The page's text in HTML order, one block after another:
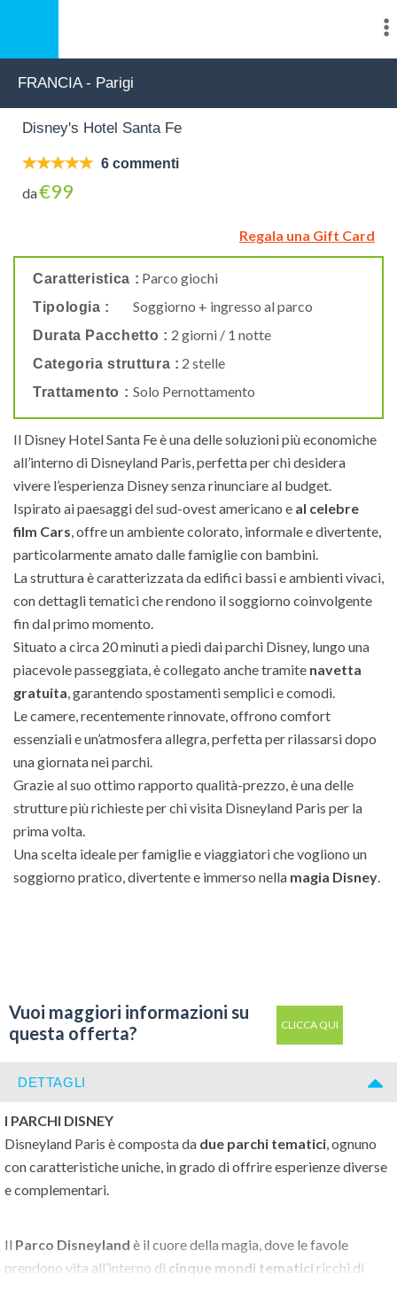
FRANCIA - Parigi
Disney's Hotel Santa Fe
6 commenti
da€99
Regala una Gift Card
Caratteristica : Parco giochi
Tipologia : Soggiorno + ingresso al parco
Durata Pacchetto : 2 giorni / 1 notte
Categoria struttura : 2 stelle
Trattamento : Solo Pernottamento
Il Disney Hotel Santa Fe è una delle soluzioni più economiche
all’interno di Disneyland Paris, perfetta per chi desidera
vivere l’esperienza Disney senza rinunciare al budget.
Ispirato ai paesaggi del sud-ovest americano e al celebre
film Cars, offre un ambiente colorato, informale e divertente,
particolarmente amato dalle famiglie con bambini.
La struttura è caratterizzata da edifici bassi e ambienti vivaci,
con dettagli tematici che rendono il soggiorno coinvolgente
fin dal primo momento.
Situato a circa 20 minuti a piedi dai parchi Disney, lungo una
piacevole passeggiata, è collegato anche tramite navetta
gratuita, garantendo spostamenti semplici e comodi.
Le camere, recentemente rinnovate, offrono comfort
essenziali e un’atmosfera allegra, perfetta per rilassarsi dopo
una giornata nei parchi.
Grazie al suo ottimo rapporto qualità-prezzo, è una delle
strutture più richieste per chi visita Disneyland Paris per la
prima volta.
Una scelta ideale per famiglie e viaggiatori che vogliono un
soggiorno pratico, divertente e immerso nella magia Disney.
Vuoi maggiori informazioni su
questa offerta?
CLICCA QUI
DETTAGLI
I PARCHI DISNEY
Disneyland Paris è composta da due parchi tematici, ognuno
con caratteristiche uniche, in grado di offrire esperienze diverse
e complementari.
Il Parco Disneyland è il cuore della magia, dove le favole
prendono vita all’interno di cinque mondi tematici ricchi di